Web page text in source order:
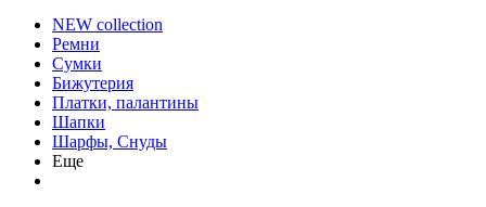
NEW collection
Ремни
Сумки
Бижутерия
Платки, палантины
Шапки
Шарфы, Снуды
Еще